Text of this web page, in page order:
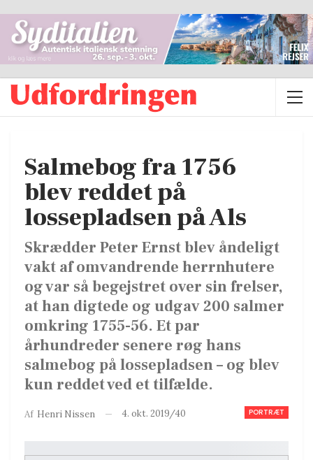
Salmebog fra 1756
blev reddet på
lossepladsen på Als
Skrædder Peter Ernst blev åndeligt
vakt af omvandrende herrnhutere
og var så begejstret over sin frelser,
at han digtede og udgav 200 salmer
omkring 1755-56. Et par
århundreder senere røg hans
salmebog på lossepladsen – og blev
kun reddet ved et tilfælde.
PORTRÆT
Af Henri Nissen 4. okt. 2019/40